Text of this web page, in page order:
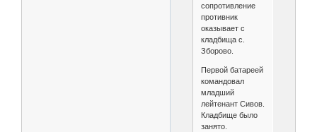
сопротивление
противник
оказывает с
кладбища с.
Зборово.
Первой батареей
командовал
младший
лейтенант Сивов.
Кладбище было
занято.